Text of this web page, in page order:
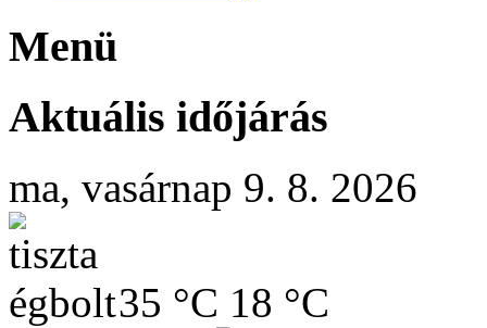
Menü
Aktuális időjárás
ma, vasárnap 9. 8. 2026
35 °C 18 °C